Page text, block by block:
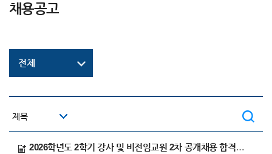
채용공고
전체
2026학년도 2학기 강사 및 비전임교원 2차 공개채용 합격자(최종임용후보자) 공고